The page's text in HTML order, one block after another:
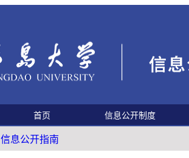
首页 信息公开制度
信息公开指南